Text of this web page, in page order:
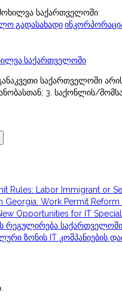
გადასახადი
საქართველოში
საქართველოში
3. საქონლის/
Rules: Labor Immigrant or
Georgia: Work Permit
Opportunities for IT
რეგულირება საქართველოში
ზონის IT კომპანიების